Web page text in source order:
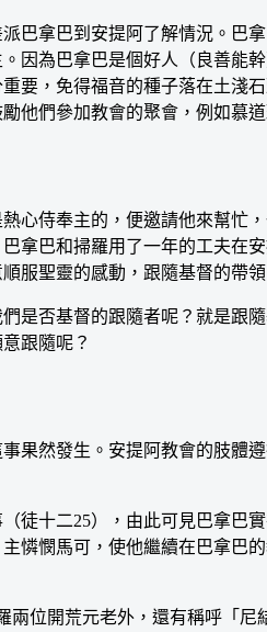
拿巴到安提阿了解情況。巴
因為巴拿巴是個好人（良善能
要，免得福音的種子落在土淺
他們參加教會的聚會，例如慕
侍奉主的，便邀請他來幫忙
拿巴和掃羅用了一年的工夫在
服聖靈的感動，跟隨基督的帶
否基督的跟隨者呢？就是跟
跟隨呢？
然發生。安提阿教會的肢體
十二25），由此可見巴拿巴
憫馬可，使他繼續在巴拿巴
開荒元老外，還有稱呼「尼